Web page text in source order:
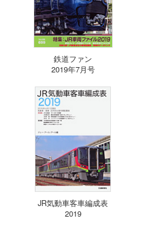
鉄道ファン
2019年7月号
JR気動車客車編成表
2019